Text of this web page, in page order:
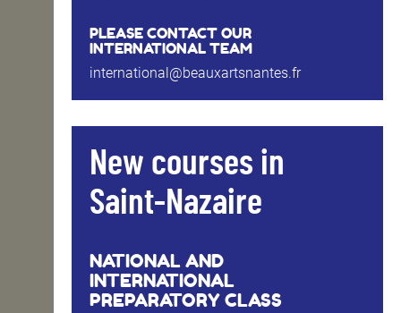
PLEASE CONTACT OUR
INTERNATIONAL TEAM
international@beauxartsnantes.fr
New courses in
Saint-Nazaire
NATIONAL AND
INTERNATIONAL
PREPARATORY CLASS